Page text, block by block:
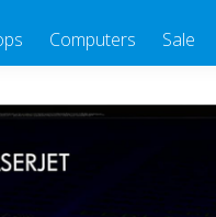
Computers Sale